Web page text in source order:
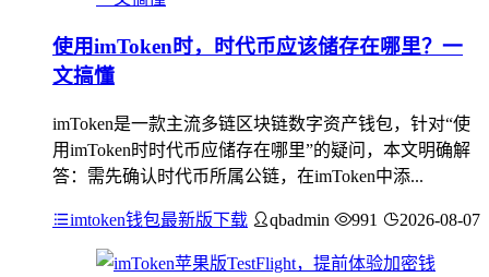
使用imToken时，时代币应该储存在哪里？一
文搞懂
imToken是一款主流多链区块链数字资产钱包，针对“使
用imToken时时代币应储存在哪里”的疑问，本文明确解
答：需先确认时代币所属公链，在imToken中添...
imtoken钱包最新版下载 qbadmin 991 2026-08-07